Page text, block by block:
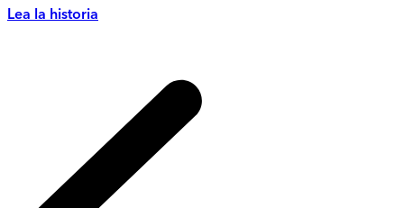
Lea la historia